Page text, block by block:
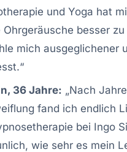
und Yoga hat
Ohrgeräusche besser
mich ausgeglichener
36 Jahre: „Nach
fand ich endlich
bei Ingo
wie sehr es mein